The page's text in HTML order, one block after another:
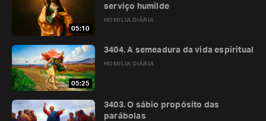
05:10
HOMILIA DIÁRIA
serviço humilde
05:25
HOMILIA DIÁRIA
3404. A semeadura da vida espiritual
3403. O sábio propósito das
parábolas